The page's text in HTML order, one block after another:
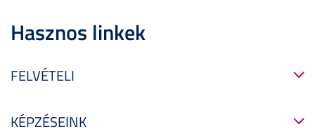
Hasznos linkek
FELVÉTELI
KÉPZÉSEINK